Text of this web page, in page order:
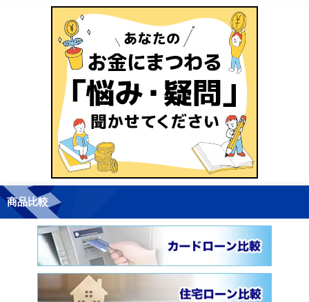
商品比較